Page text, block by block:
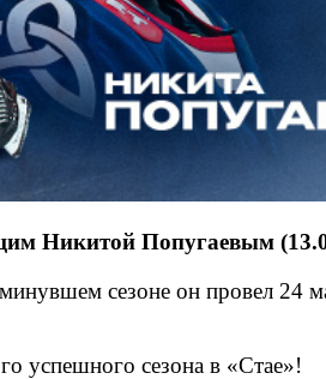
Никитой Попугаевым
сезоне он провел
успешного сезона в «Стае»!